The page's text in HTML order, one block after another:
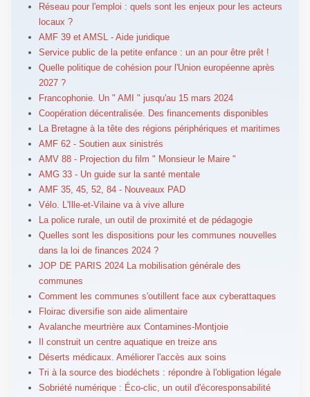
Réseau pour l'emploi : quels sont les enjeux pour les acteurs
locaux ?
AMF 39 et AMSL - Aide juridique
Service public de la petite enfance : un an pour être prêt !
Quelle politique de cohésion pour l'Union européenne après
2027 ?
Francophonie. Un " AMI " jusqu'au 15 mars 2024
Coopération décentralisée. Des financements disponibles
La Bretagne à la tête des régions périphériques et maritimes
AMF 62 - Soutien aux sinistrés
AMV 88 - Projection du film " Monsieur le Maire "
AMG 33 - Un guide sur la santé mentale
AMF 35, 45, 52, 84 - Nouveaux PAD
Vélo. L'Ille-et-Vilaine va à vive allure
La police rurale, un outil de proximité et de pédagogie
Quelles sont les dispositions pour les communes nouvelles
dans la loi de finances 2024 ?
JOP DE PARIS 2024 La mobilisation générale des
communes
Comment les communes s'outillent face aux cyberattaques
Floirac diversifie son aide alimentaire
Avalanche meurtrière aux Contamines-Montjoie
Il construit un centre aquatique en treize ans
Déserts médicaux. Améliorer l'accès aux soins
Tri à la source des biodéchets : répondre à l'obligation légale
Sobriété numérique : Éco-clic, un outil d'écoresponsabilité